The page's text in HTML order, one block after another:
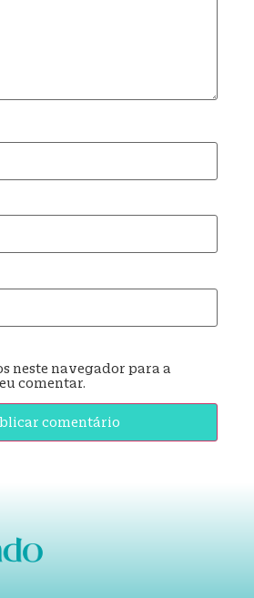
neste navegador para a
comentar.